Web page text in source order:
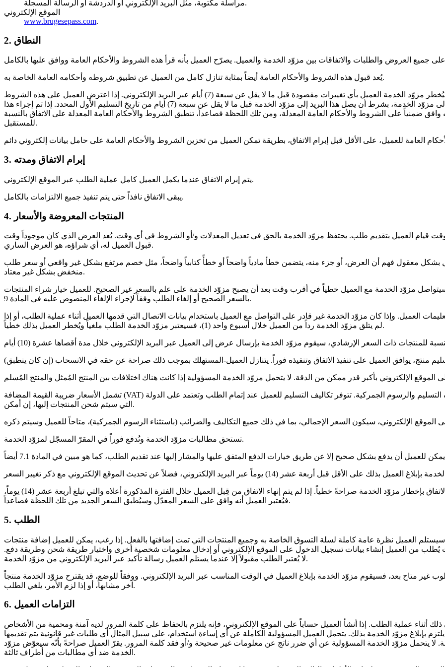
مراسلة مكتوبة، مثل البريد الإلكتروني أو الدردشة أو الرسالة المسجلة.
الموقع الإلكتروني
www.brugesepass.com.
2. النطاق
يُعد قبول هذه الشروط والأحكام العامة أيضاً بمثابة تنازل كامل من العميل عن تطبيق شروطه وأحكامه العامة الخاصة به.
يحق لمزوّد الخدمة تعديل شروطه وأحكامه العامة (في المستقبل). سيُخطر مزوّد الخدمة العميل بأي تغييرات مقصودة قبل ما لا يقل عن سبعة (7) أيام عبر البريد الإلكتروني. إذا اعترض العميل على هذه الشروط
والأحكام المعدلة، يحق للعميل إنهاء الاتفاق بإرسال بريد إلكتروني إلى مزوّد الخدمة، بشرط أن يصل هذا البريد إلى مزوّد الخدمة قبل ما لا يقل عن سبعة (7) أيام من تاريخ التسليم الأول المحدد. إذا تم إجراء هذا
ضمنياً على الشروط والأحكام العامة المعدلة، ومن تلك اللحظة فصاعداً، تنطبق الشروط والأحكام العامة المعدلة على الاتفاق بالنسبة
للمستقبل.
3. إبرام الاتفاق ومدته
يتم إبرام الاتفاق عندما يكمل العميل كامل عملية الطلب عبر الموقع الإلكتروني.
يبقى الاتفاق نافذاً حتى يتم تنفيذ جميع الالتزامات بالكامل.
4. المنتجات المعروضة والأسعار
وقت قيام العميل بتقديم طلب. يحتفظ مزوّد الخدمة بالحق في تعديل المعدلات و/أو الشروط في أي وقت. يُعد العرض الذي كان موجوداً وقت
قبول العميل له، أي شراؤه، هو العرض الساري.
بشكل معقول فهم أن العرض، أو جزء منه، يتضمن خطأ مادياً واضحاً أو خطأً كتابياً واضحاً، مثل خصم مرتفع بشكل غير واقعي أو سعر طلب
منخفض بشكل غير معتاد.
مزوّد الخدمة مع العميل خطياً في أقرب وقت بعد أن يصبح مزوّد الخدمة على علم بالسعر غير الصحيح. للعميل خيار شراء المنتجات
بالسعر الصحيح أو إلغاء الطلب وفقاً لإجراء الإلغاء المنصوص عليه في المادة 9.
العميل. وإذا كان مزوّد الخدمة غير قادر على التواصل مع العميل باستخدام بيانات الاتصال التي قدمها العميل أثناء عملية الطلب، أو إذا
لم يتلق مزوّد الخدمة رداً من العميل خلال أسبوع واحد (1)، فسيعتبر مزوّد الخدمة الطلب ملغياً ويُخطر العميل بذلك خطياً.
تشمل الأسعار ضريبة القيمة المضافة (VAT) بالمعدل الساري الحالي في بلجيكا. جميع الأسعار لا تشمل تكاليف التسليم والرسوم الجمركية. تتوفر تكاليف التسليم للعميل عند إتمام الطلب وتعتمد على الدولة
التي سيتم شحن المنتجات إليها، إن أمكن.
تستحق مطالبات مزوّد الخدمة وتُدفع فوراً في المقرّ المسجّل لمزوّد الخدمة.
إذا اعترض العميل على هذا السعر المعدّل، يملك العميل خيار إنهاء الاتفاق بإخطار مزوّد الخدمة صراحةً خطياً. إذا لم يتم إنهاء الاتفاق من قِبل العميل خلال الفترة المذكورة أعلاه والتي تبلغ أربعة عشر (14) يوماً،
فيُعتبر العميل أنه وافق على السعر المعدّل وسيُطبق السعر الجديد من تلك اللحظة فصاعداً.
5. الطلب
العميل نظرة عامة كاملة لسلة التسوق الخاصة به وجميع المنتجات التي تمت إضافتها بالفعل. إذا رغب، يمكن للعميل إضافة منتجات
من العميل إنشاء بيانات تسجيل الدخول على الموقع الإلكتروني أو إدخال معلومات شخصية أخرى واختيار طريقة شحن وطريقة دفع.
لا يُعتبر الطلب مقبولاً إلا عندما يستلم العميل رسالة تأكيد عبر البريد الإلكتروني من مزوّد الخدمة.
غير متاح بعد، فسيقوم مزوّد الخدمة بإبلاغ العميل في الوقت المناسب عبر البريد الإلكتروني. ووفقاً للوضع، قد يقترح مزوّد الخدمة منتجاً
آخر مشابهاً، أو إذا لزم الأمر، يلغي الطلب.
6. التزامات العميل
أثناء عملية الطلب. إذا أنشأ العميل حساباً على الموقع الإلكتروني، فإنه يلتزم بالحفاظ على كلمة المرور لديه آمنة ومحمية من الأشخاص
بإبلاغ مزوّد الخدمة بذلك. يتحمل العميل المسؤولية الكاملة عن أي إساءة استخدام، على سبيل المثال أي طلبات غير قانونية يتم تقديمها
لا يتحمل مزوّد الخدمة المسؤولية عن أي ضرر ناتج عن معلومات غير صحيحة و/أو فقد كلمة المرور. يقرّ العميل صراحةً بأنّه سيعوّض مزوّد
الخدمة ضد أي مطالبات من أطراف ثالثة.